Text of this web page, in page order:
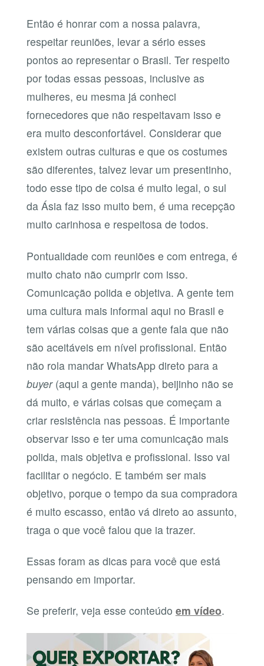
Então é honrar com a nossa palavra,
respeitar reuniões, levar a sério esses
pontos ao representar o Brasil. Ter respeito
por todas essas pessoas, inclusive as
mulheres, eu mesma já conheci
fornecedores que não respeitavam isso e
era muito desconfortável. Considerar que
existem outras culturas e que os costumes
são diferentes, talvez levar um presentinho,
todo esse tipo de coisa é muito legal, o sul
da Ásia faz isso muito bem, é uma recepção
muito carinhosa e respeitosa de todos.
Pontualidade com reuniões e com entrega, é
muito chato não cumprir com isso.
Comunicação polida e objetiva. A gente tem
uma cultura mais informal aqui no Brasil e
tem várias coisas que a gente fala que não
são aceitáveis em nível profissional. Então
não rola mandar WhatsApp direto para a
buyer(aqui a gente manda), beijinho não se
dá muito, e várias coisas que começam a
criar resistência nas pessoas. É importante
observar isso e ter uma comunicação mais
polida, mais objetiva e profissional. Isso vai
facilitar o negócio. E também ser mais
objetivo, porque o tempo da sua compradora
é muito escasso, então vá direto ao assunto,
traga o que você falou que ia trazer.
Essas foram as dicas para você que está
pensando em importar.
Se preferir, veja esse conteúdo em vídeo.